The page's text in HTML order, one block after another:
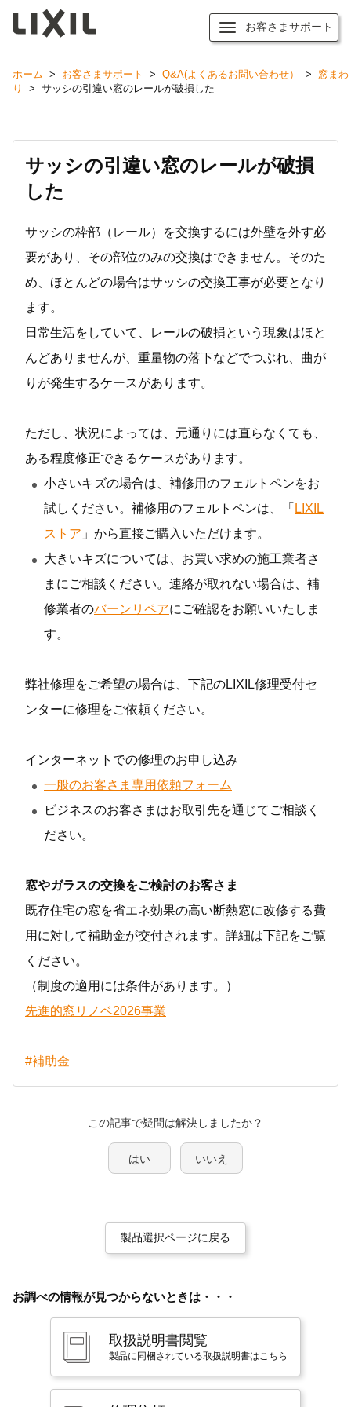
お客さまサポート
ホーム > お客さまサポート > Q&A(よくあるお問い合わせ） >
窓まわ
り
> サッシの引違い窓のレールが破損した
サッシの引違い窓のレールが破損
した
サッシの枠部（レール）を交換するには外壁を外す必
要があり、その部位のみの交換はできません。そのた
め、ほとんどの場合はサッシの交換工事が必要となり
ます。
日常生活をしていて、レールの破損という現象はほと
んどありませんが、重量物の落下などでつぶれ、曲が
りが発生するケースがあります。
ただし、状況によっては、元通りには直らなくても、
ある程度修正できるケースがあります。
小さいキズの場合は、補修用のフェルトペンをお
試しください。補修用のフェルトペンは、「 LIXIL
ストア 」から直接ご購入いただけます。
大きいキズについては、お買い求めの施工業者さ
まにご相談ください。連絡が取れない場合は、補
修業者のバーンリペアにご確認をお願いいたしま
す。
弊社修理をご希望の場合は、下記のLIXIL修理受付セ
ンターに修理をご依頼ください。
インターネットでの修理のお申し込み
一般のお客さま専用依頼フォーム
ビジネスのお客さまはお取引先を通じてご相談く
ださい。
窓やガラスの交換をご検討のお客さま
既存住宅の窓を省エネ効果の高い断熱窓に改修する費
用に対して補助金が交付されます。詳細は下記をご覧
ください。
（制度の適用には条件があります。）
先進的窓リノベ2026事業
#補助金
この記事で疑問は解決しましたか？
はい いいえ
製品選択ページに戻る
お調べの情報が見つからないときは・・・
取扱説明書閲覧
製品に同梱されている取扱説明書はこちら